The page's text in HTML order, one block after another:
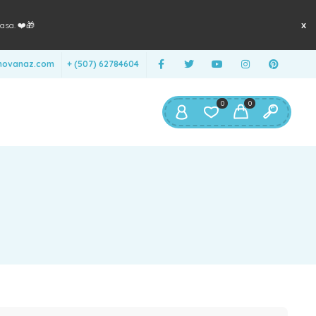
❤️🎁
+ (507) 62784604
0
0